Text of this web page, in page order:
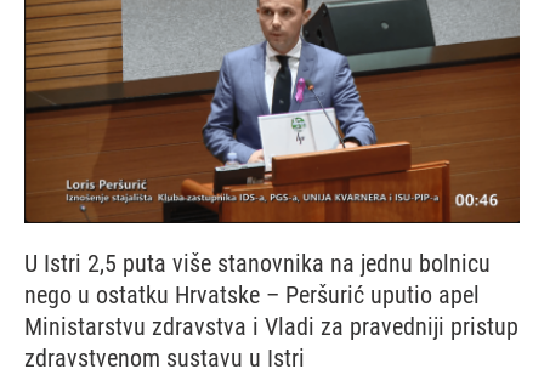
U Istri 2,5 puta više stanovnika na jednu bolnicu
nego u ostatku Hrvatske – Peršurić uputio apel
Ministarstvu zdravstva i Vladi za pravedniji pristup
zdravstvenom sustavu u Istri